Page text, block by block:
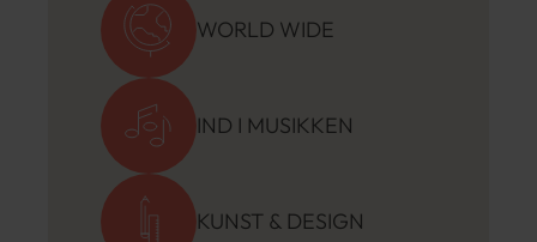
WORLD WIDE
IND I MUSIKKEN
KUNST & DESIGN